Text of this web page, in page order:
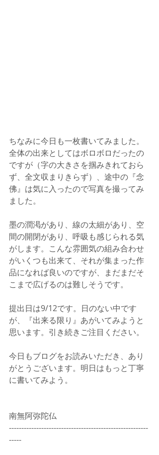
ちなみに今日も一枚書いてみました。
全体の出来としてはボロボロだったの
ですが（字の大きさを掴みきれておら
ず、全文収まりきらず）、途中の『念
佛』は気に入ったので写真を撮ってみ
ました。
墨の潤渇があり、線の太細があり、空
間の開閉があり、呼吸も感じられる気
がします。こんな雰囲気の組み合わせ
がいくつも出来て、それが集まった作
品になれば良いのですが、まだまだそ
こまで広げるのは難しそうです。
提出日は9/12です。日のない中です
が、『出来る限り』あがいてみようと
思います。引き続きご注目ください。
今日もブログをお読みいただき、あり
がとうございます。明日はもっと丁寧
に書いてみよう。
南無阿弥陀仏
--------------------------------------------------------
-----